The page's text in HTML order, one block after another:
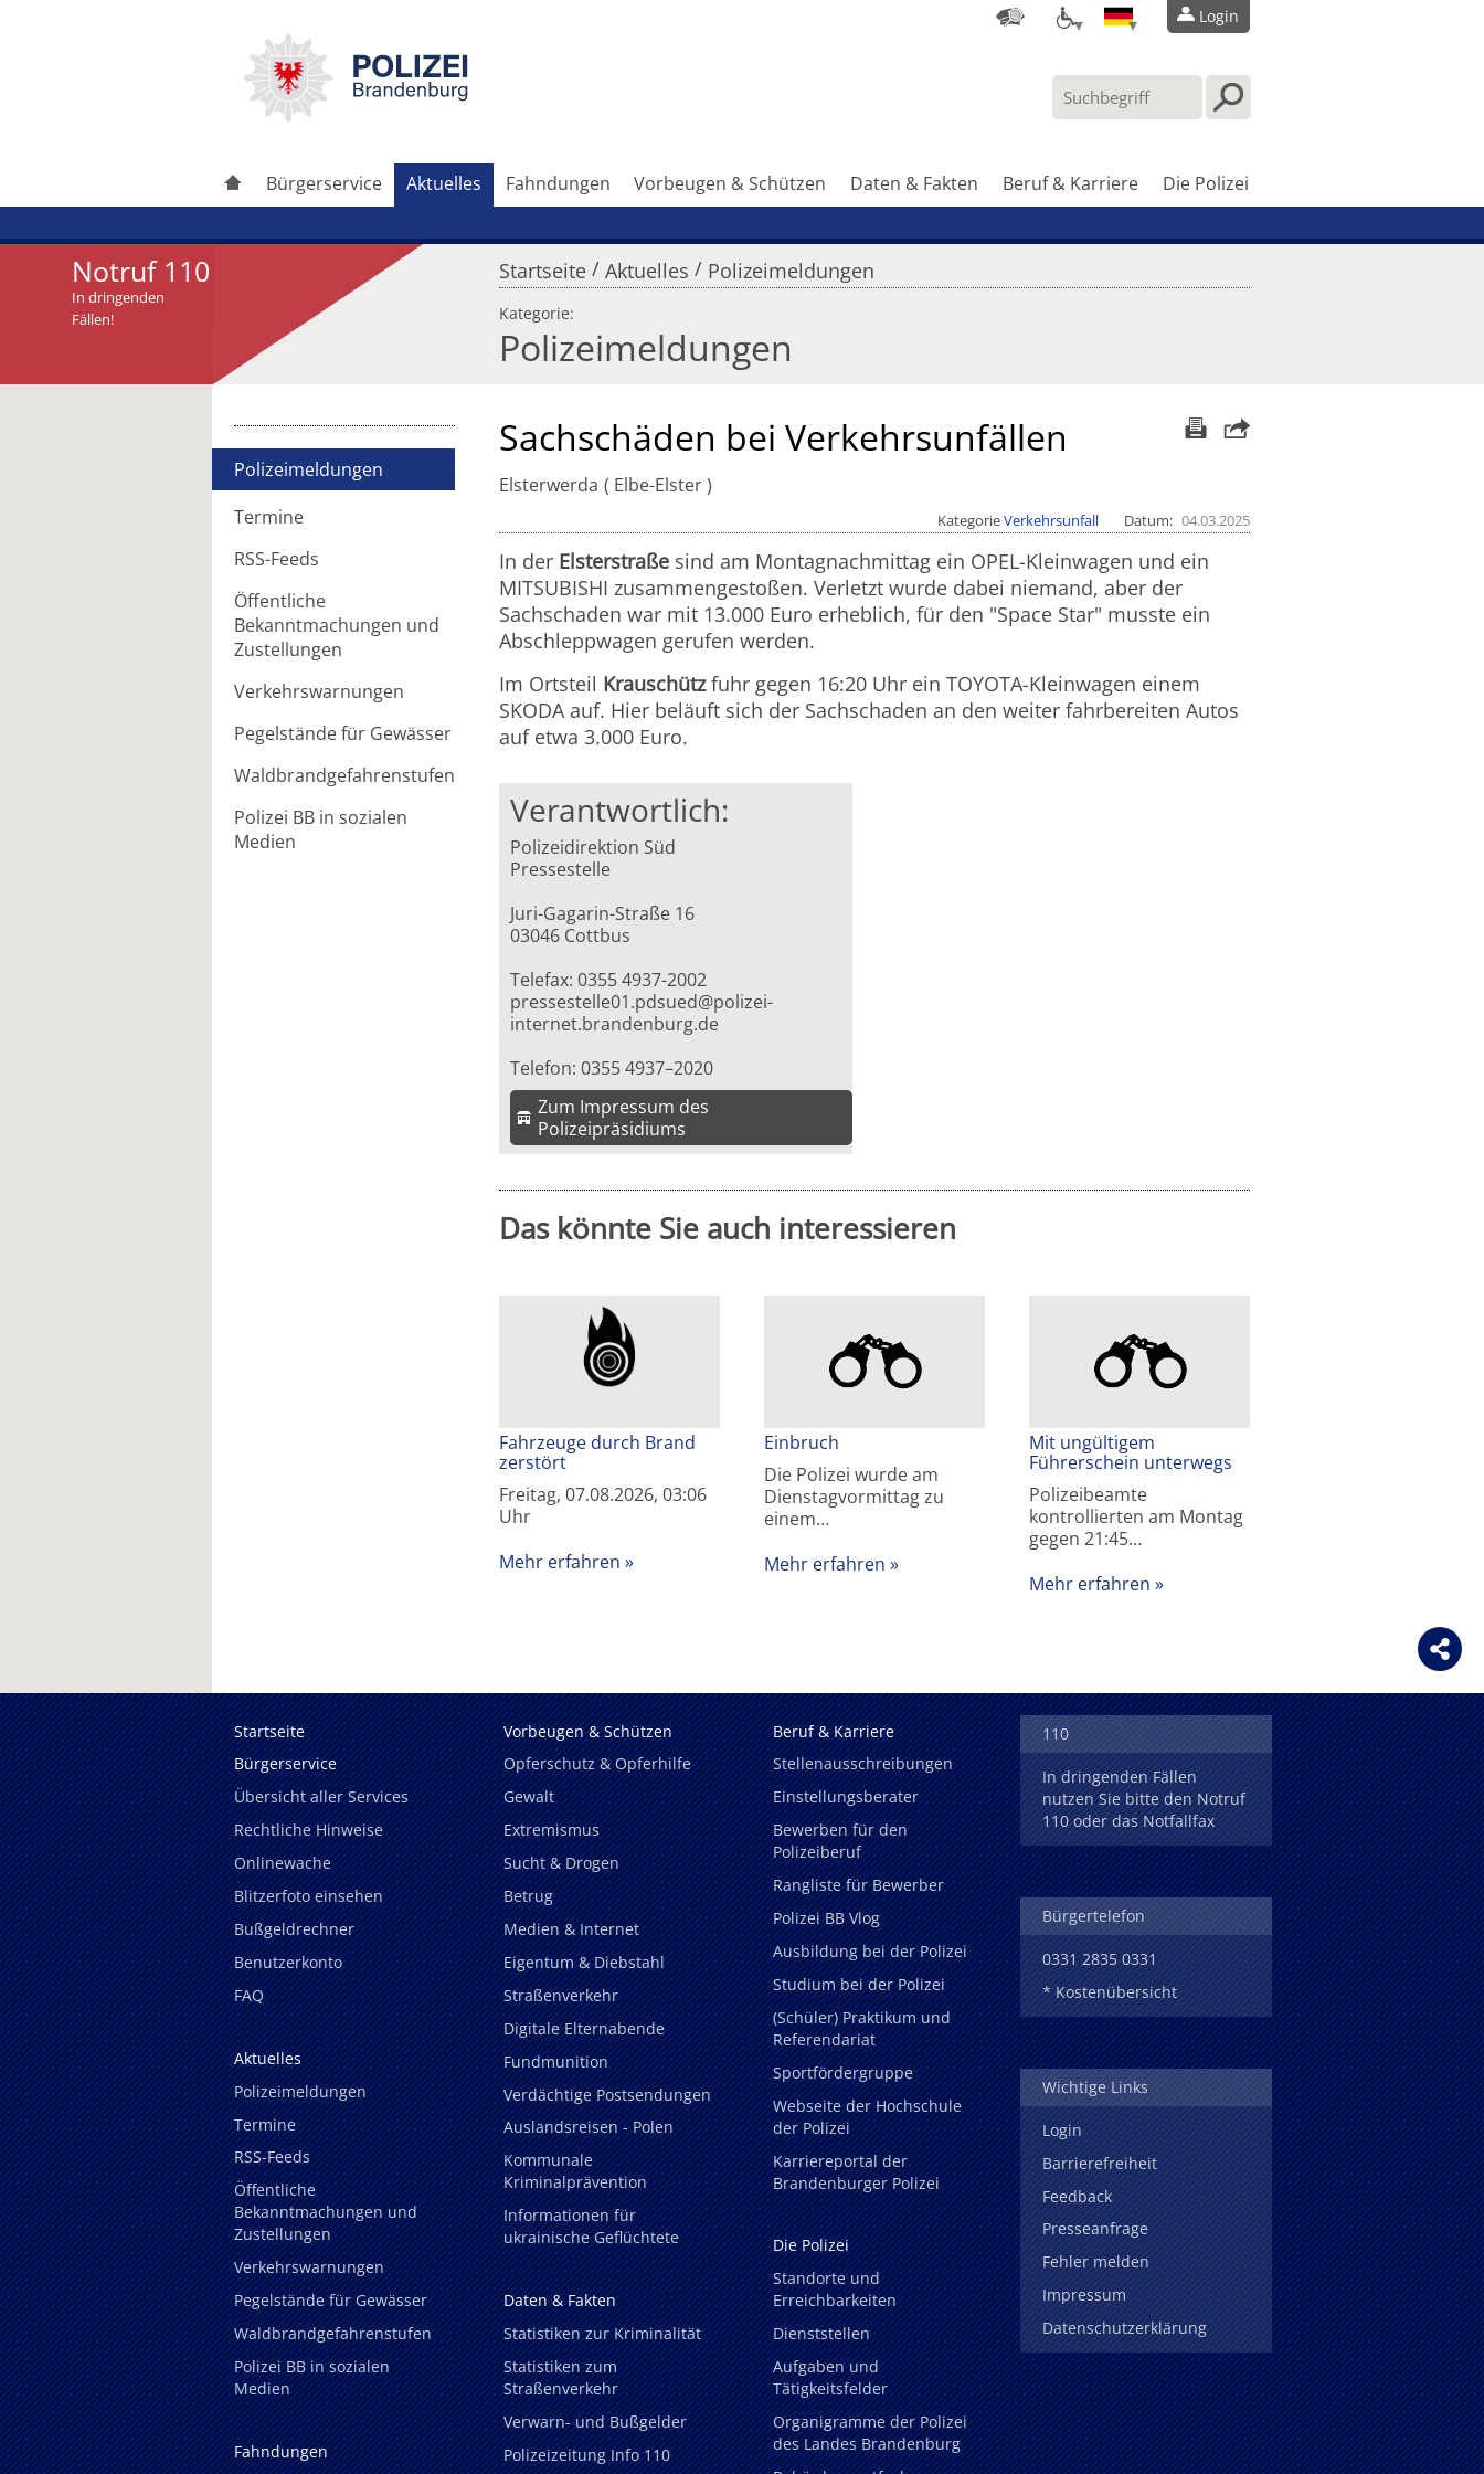
Login
Bürgerservice Aktuelles Fahndungen Vorbeugen & Schützen Daten & Fakten Beruf & Karriere Die Polizei
Notruf 110
In dringenden
Fällen!
Startseite / Aktuelles / Polizeimeldungen
Kategorie:
Polizeimeldungen
Polizeimeldungen
Termine
RSS-Feeds
Öffentliche
Bekanntmachungen und
Zustellungen
Verkehrswarnungen
Pegelstände für Gewässer
Waldbrandgefahrenstufen
Polizei BB in sozialen
Medien
Artikel weiterleiten Sachschäden bei Verkehrsunfällen
Elsterwerda Elbe-Elster
KategorieVerkehrsunfall Datum 04.03.2025
In der Elsterstraße sind am Montagnachmittag ein OPEL-Kleinwagen und ein
MITSUBISHI zusammengestoßen. Verletzt wurde dabei niemand, aber der
Sachschaden war mit 13.000 Euro erheblich, für den "Space Star" musste ein
Abschleppwagen gerufen werden.
Im Ortsteil Krauschützfuhr gegen 16:20 Uhr ein TOYOTA-Kleinwagen einem
SKODA auf. Hier beläuft sich der Sachschaden an den weiter fahrbereiten Autos
auf etwa 3.000 Euro.
Verantwortlich:
Polizeidirektion Süd
Pressestelle
Juri-Gagarin-Straße 16
03046 Cottbus
Telefax: 0355 4937-2002
pressestelle01.pdsued@polizei-
internet.brandenburg.de
Telefon: 0355 4937–2020
Zum Impressum des
Polizeipräsidiums
Das könnte Sie auch interessieren
Fahrzeuge durch Brand
zerstört
Freitag, 07.08.2026, 03:06
Uhr
Mehr erfahren
Einbruch
Die Polizei wurde am
Dienstagvormittag zu
einem…
Mehr erfahren
Mit ungültigem
Führerschein unterwegs
Polizeibeamte
kontrollierten am Montag
gegen 21:45…
Mehr erfahren
Startseite
Bürgerservice
Übersicht aller Services
Rechtliche Hinweise
Onlinewache
Blitzerfoto einsehen
Bußgeldrechner
Benutzerkonto
FAQ
Aktuelles
Polizeimeldungen
Termine
RSS-Feeds
Öffentliche
Bekanntmachungen und
Zustellungen
Verkehrswarnungen
Pegelstände für Gewässer
Waldbrandgefahrenstufen
Polizei BB in sozialen
Medien
Fahndungen
Vorbeugen & Schützen
Opferschutz & Opferhilfe
Gewalt
Extremismus
Sucht & Drogen
Betrug
Medien & Internet
Eigentum & Diebstahl
Straßenverkehr
Digitale Elternabende
Fundmunition
Verdächtige Postsendungen
Auslandsreisen - Polen
Kommunale
Kriminalprävention
Informationen für
ukrainische Geflüchtete
Daten & Fakten
Statistiken zur Kriminalität
Statistiken zum
Straßenverkehr
Verwarn- und Bußgelder
Polizeizeitung Info 110
Beruf & Karriere
Stellenausschreibungen
Einstellungsberater
Bewerben für den
Polizeiberuf
Rangliste für Bewerber
Polizei BB Vlog
Ausbildung bei der Polizei
Studium bei der Polizei
(Schüler) Praktikum und
Referendariat
Sportfördergruppe
Webseite der Hochschule
der Polizei
Karriereportal der
Brandenburger Polizei
Die Polizei
Standorte und
Erreichbarkeiten
Dienststellen
Aufgaben und
Tätigkeitsfelder
Organigramme der Polizei
des Landes Brandenburg
110
In dringenden Fällen
nutzen Sie bitte den Notruf
110 oder das Notfallfax
Bürgertelefon
0331 2835 0331
* Kostenübersicht
Wichtige Links
Login
Barrierefreiheit
Feedback
Presseanfrage
Fehler melden
Impressum
Datenschutzerklärung